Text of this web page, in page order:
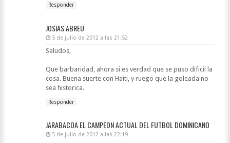
Responder
JOSIAS ABREU
5 de julio de 2012 a las 21:52
Saludos,
Que barbaridad, ahora si es verdad que se puso dificil la
cosa. Buena suerte con Haiti, y ruego que la goleada no
sea historica.
Responder
JARABACOA EL CAMPEON ACTUAL DEL FUTBOL DOMINICANO
5 de julio de 2012 a las 22:19